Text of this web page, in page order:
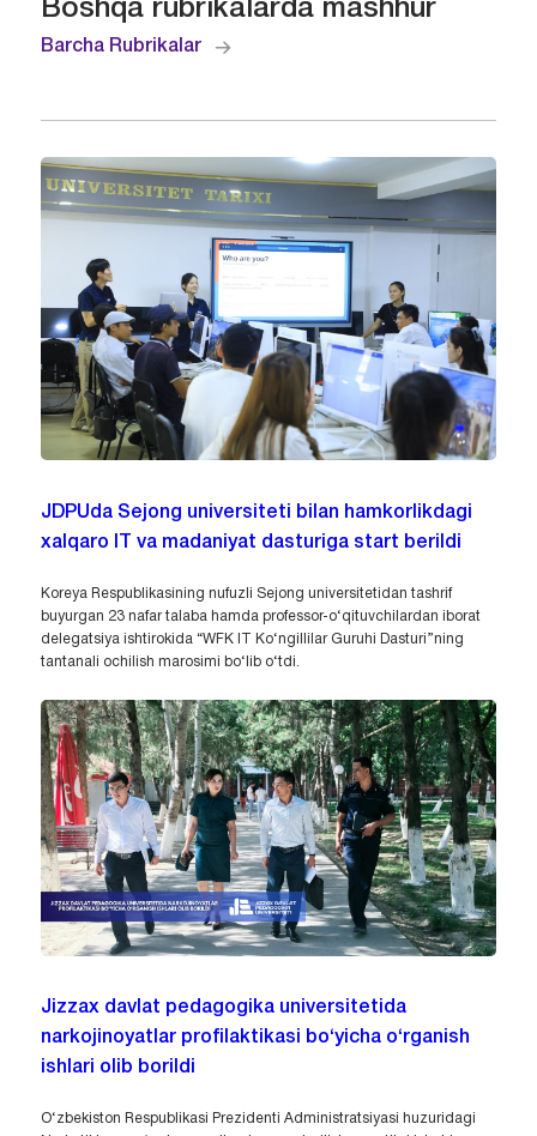
Boshqa rubrikalarda mashhur
Barcha Rubrikalar
JDPUda Sejong universiteti bilan hamkorlikdagi
xalqaro IT va madaniyat dasturiga start berildi
Koreya Respublikasining nufuzli Sejong universitetidan tashrif
buyurgan 23 nafar talaba hamda professor-o‘qituvchilardan iborat
delegatsiya ishtirokida “WFK IT Ko‘ngillilar Guruhi Dasturi”ning
tantanali ochilish marosimi bo‘lib o‘tdi.
Jizzax davlat pedagogika universitetida
narkojinoyatlar profilaktikasi bo‘yicha o‘rganish
ishlari olib borildi
O‘zbekiston Respublikasi Prezidenti Administratsiyasi huzuridagi